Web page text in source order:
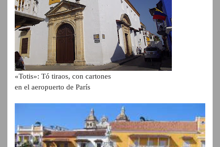
«Totis»: Tó tiraos, con cartones
en el aeropuerto de París